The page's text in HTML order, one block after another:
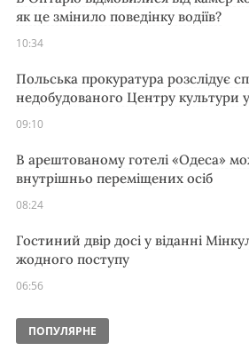
як це змінило поведінку водіїв?
10:34
Польська прокуратура розслідує
недобудованого Центру культури
09:10
В арештованому готелі «Одеса»
внутрішньо переміщених осіб
08:24
Гостиний двір досі у віданні
жодного поступу
06:56
ПОПУЛЯРНЕ